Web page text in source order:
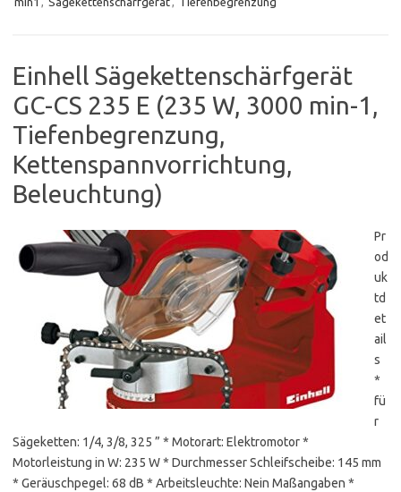
Einhell Sägekettenschärfgerät
GC-CS 235 E (235 W, 3000 min-1,
Tiefenbegrenzung,
Kettenspannvorrichtung,
Beleuchtung)
Pr
od
uk
td
et
ail
s
*
fü
r
Sägeketten: 1/4, 3/8, 325 ” * Motorart: Elektromotor *
Motorleistung in W: 235 W * Durchmesser Schleifscheibe: 145 mm
* Geräuschpegel: 68 dB * Arbeitsleuchte: Nein Maßangaben *